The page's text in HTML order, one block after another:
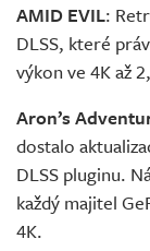
AMID EVIL:
DLSS, které
výkon ve 4K až
Aron’s
dostalo
DLSS pluginu.
každý majitel
4K.